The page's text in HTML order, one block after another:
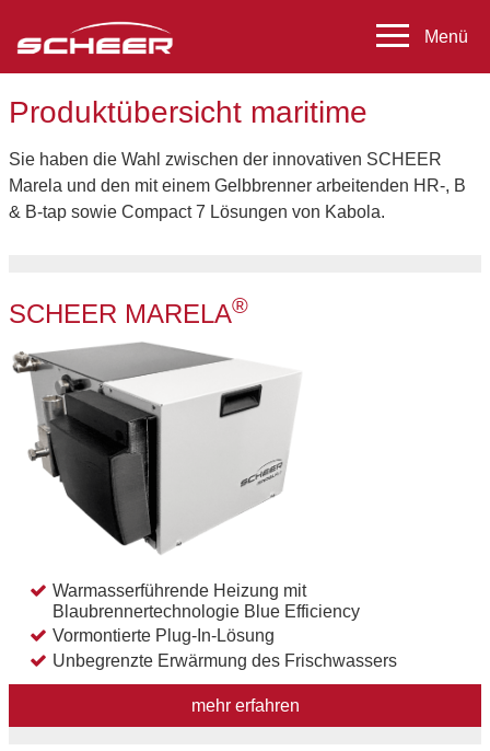
Produktübersicht maritime
Sie haben die Wahl zwischen der innovativen SCHEER
Marela und den mit einem Gelbbrenner arbeitenden HR-, B
& B-tap sowie Compact 7 Lösungen von Kabola.
SCHEER MARELA®
Warmasserführende Heizung mit
Blaubrennertechnologie Blue Efficiency
Vormontierte Plug-In-Lösung
Unbegrenzte Erwärmung des Frischwassers
mehr erfahren